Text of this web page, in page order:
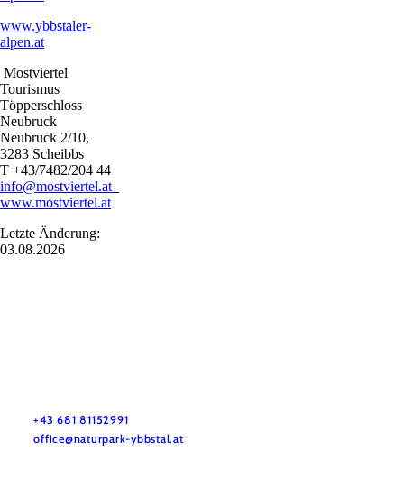
www.ybbstaler-
alpen.at
Mostviertel
Tourismus
Töpperschloss
Neubruck
Neubruck 2/10,
3283 Scheibbs
T +43/7482/204 44
info@mostviertel.at
www.mostviertel.at
Letzte Änderung:
03.08.2026
+43 681 81152991
office@naturpark-ybbstal.at